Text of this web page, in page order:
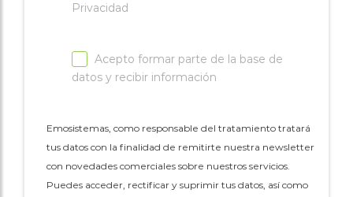
Privacidad
Acepto formar parte de la base de
datos y recibir información
Emosistemas, como responsable del tratamiento tratará
tus datos con la finalidad de remitirte nuestra newsletter
con novedades comerciales sobre nuestros servicios.
Puedes acceder, rectificar y suprimir tus datos, así como